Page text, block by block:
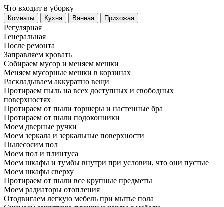
Что входит в уборку
Регу­лярная
Гене­ральная
После ремонта
Заправляем кровать
Собираем мусор и меняем мешки
Меняем мусорные мешки в корзинах
Раскладываем аккуратно вещи
Протираем пыль на всех доступных и свободных
поверхностях
Протираем от пыли торшеры и настенные бра
Протираем от пыли подоконники
Моем дверные ручки
Моем зеркала и зеркальные поверхности
Пылесосим пол
Моем пол и плинтуса
Моем шкафы и тумбы внутри при условии, что они пустые
Моем шкафы сверху
Протираем от пыли все крупные предметы
Моем радиаторы отопления
Отодвигаем легкую мебель при мытье пола